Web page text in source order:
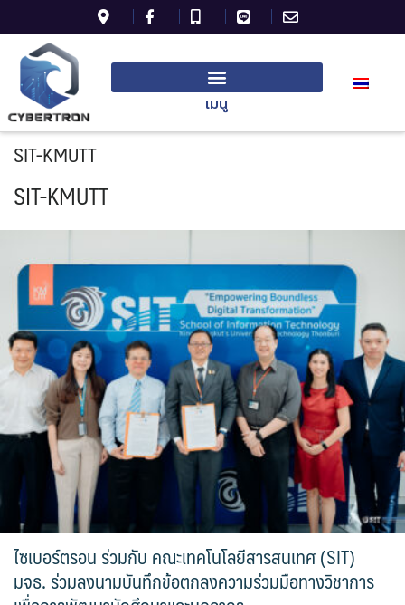
เมนู
SIT-KMUTT
SIT-KMUTT
ไซเบอร์ตรอน ร่วมกับ คณะเทคโนโลยีสารสนเทศ (SIT)
มจธ. ร่วมลงนามบันทึกข้อตกลงความร่วมมือทางวิชาการ